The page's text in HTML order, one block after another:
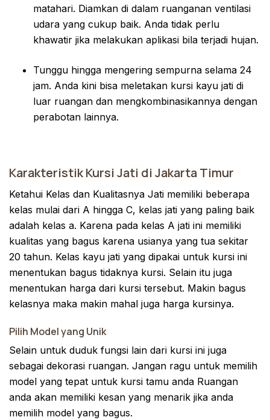
matahari. Diamkan di dalam ruanganan ventilasi
udara yang cukup baik. Anda tidak perlu
khawatir jika melakukan aplikasi bila terjadi hujan.
Tunggu hingga mengering sempurna selama 24
jam. Anda kini bisa meletakan kursi kayu jati di
luar ruangan dan mengkombinasikannya dengan
perabotan lainnya.
Karakteristik Kursi Jati di Jakarta Timur
Ketahui Kelas dan Kualitasnya Jati memiliki beberapa
kelas mulai dari A hingga C, kelas jati yang paling baik
adalah kelas a. Karena pada kelas A jati ini memiliki
kualitas yang bagus karena usianya yang tua sekitar
20 tahun. Kelas kayu jati yang dipakai untuk kursi ini
menentukan bagus tidaknya kursi. Selain itu juga
menentukan harga dari kursi tersebut. Makin bagus
kelasnya maka makin mahal juga harga kursinya.
Pilih Model yang Unik
Selain untuk duduk fungsi lain dari kursi ini juga
sebagai dekorasi ruangan. Jangan ragu untuk memilih
model yang tepat untuk kursi tamu anda Ruangan
anda akan memiliki kesan yang menarik jika anda
memilih model yang bagus.